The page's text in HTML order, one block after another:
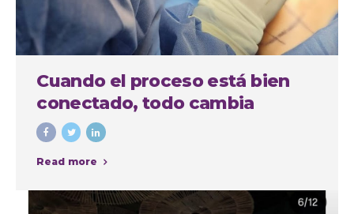
Cuando el proceso está bien
conectado, todo cambia
Read more